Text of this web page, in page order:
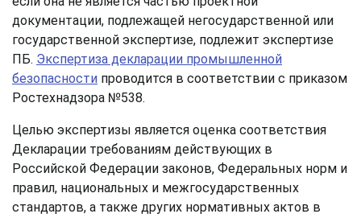
документации, подлежащей негосударственной или
государственной экспертизе, подлежит экспертизе
ПБ. Экспертиза декларации промышленной
безопасности проводится в соответствии с приказом
Ростехнадзора №538.
Целью экспертизы является оценка соответствия
Декларации требованиям действующих в
Российской Федерации законов, Федеральных норм и
правил, национальных и межгосударственных
стандартов, а также других нормативных актов в